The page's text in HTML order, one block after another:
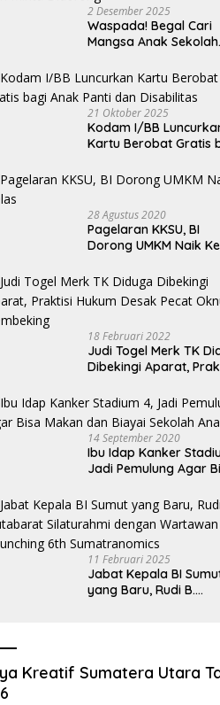
2 Desember 2025
Waspada! Begal Cari
Mangsa Anak Sekolah
Kendaraan Habis dan
Minta Didorong
21 Oktober 2025
Kodam I/BB
Kartu Berobat Gratis
28 Agustus 2020
Pagelaran KKSU, BI
Dorong UMKM Naik
18 Februari 2022
Judi Togel Merk TK
Dibekingi Aparat,
Oknum Pembeking
14 September 2020
Ibu Idap Kanker
Jadi Pemulung Agar
Anak
11 Februari 2025
Jabat Kepala BI
yang Baru, Rudi B.
Kreatif Sumatera Utara